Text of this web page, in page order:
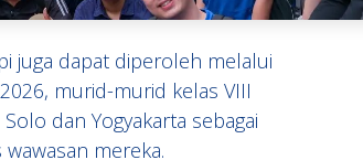
juga dapat diperoleh melalui
murid-murid kelas VIII
dan Yogyakarta sebagai
mereka.